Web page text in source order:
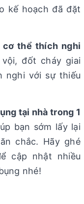
kế hoạch đã đặt
cơ thể thích nghi
đốt cháy giai
nghi với sự thiếu
tại nhà trong 1
bạn sớm lấy lại
chắc. Hãy ghé
cập nhật nhiều
nhé!